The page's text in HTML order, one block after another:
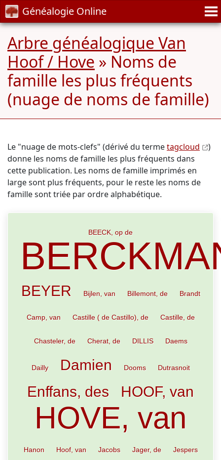
Généalogie Online
Arbre généalogique Van
Hoof / Hove » Noms de
famille les plus fréquents
(nuage de noms de famille)
Le "nuage de mots-clefs" (dérivé du termetagcloud
)
donne les noms de famille les plus fréquents dans
cette publication. Les noms de famille imprimés en
large sont plus fréquents, pour le reste les noms de
famille sont triée par ordre alphabétique.
BEECK, op de
BEYER Bijlen, van Billemont, de Brandt
Camp, van Castille ( de Castillo), de Castille, de
Chasteler, de Cherat, de DILLIS Daems
Dailly Damien Dooms Dutrasnoit
Enffans, des HOOF, van
HOVE, van
Hanon Hoof, van Jacobs Jager, de Jespers